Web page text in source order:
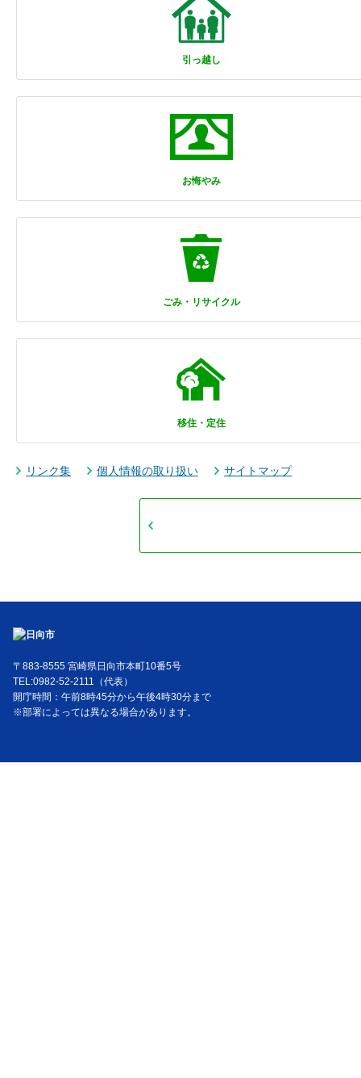
引っ越し
お悔やみ
ごみ・リサイクル
移住・定住
リンク集 個人情報の取り扱い サイトマップ
〒883-8555 宮崎県日向市本町10番5号
TEL:0982-52-2111（代表）
開庁時間：午前8時45分から午後4時30分まで
※部署によっては異なる場合があります。